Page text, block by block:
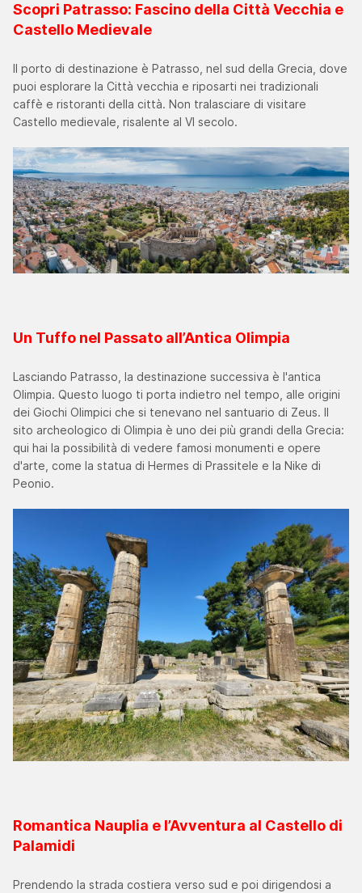
Scopri Patrasso: Fascino della Città Vecchia e
Castello Medievale
Il porto di destinazione è Patrasso, nel sud della Grecia, dove
puoi esplorare la Città vecchia e riposarti nei tradizionali
caffè e ristoranti della città. Non tralasciare di visitare
Castello medievale, risalente al VI secolo.
Un Tuffo nel Passato all’Antica Olimpia
Lasciando Patrasso, la destinazione successiva è l'antica
Olimpia. Questo luogo ti porta indietro nel tempo, alle origini
dei Giochi Olimpici che si tenevano nel santuario di Zeus. Il
sito archeologico di Olimpia è uno dei più grandi della Grecia:
qui hai la possibilità di vedere famosi monumenti e opere
d'arte, come la statua di Hermes di Prassitele e la Nike di
Peonio.
Romantica Nauplia e l’Avventura al Castello di
Palamidi
Prendendo la strada costiera verso sud e poi dirigendosi a